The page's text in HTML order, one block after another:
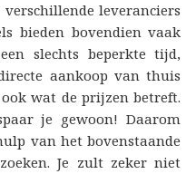
leveranciers
bieden bovendien vaak
slechts beperkte tijd,
aankoop van thuis
wat de prijzen betreft.
je gewoon! Daarom
van het bovenstaande
Je zult zeker niet